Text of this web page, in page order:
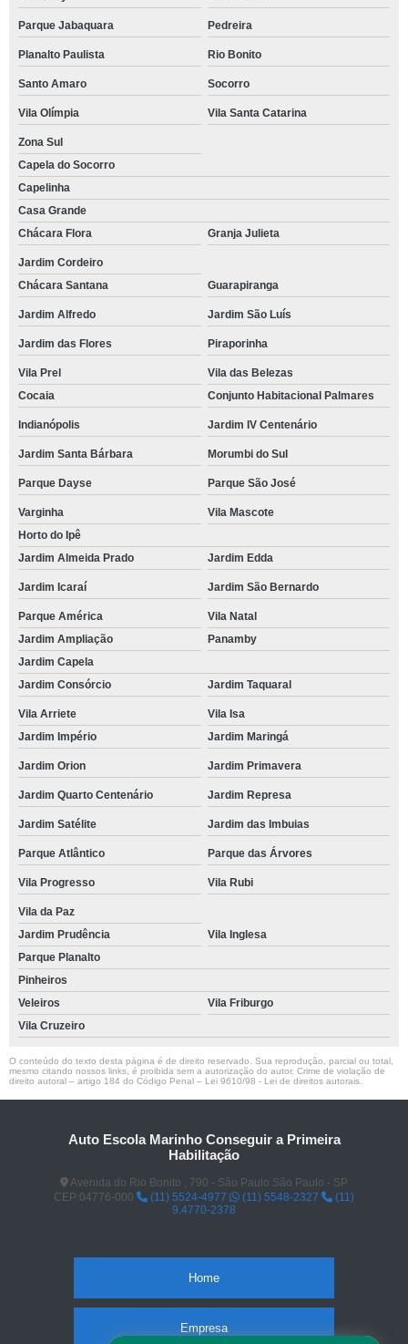
Parque Jabaquara Pedreira
Planalto Paulista Rio Bonito
Santo Amaro Socorro
Vila Olímpia Vila Santa Catarina
Zona Sul
Capela do Socorro
Capelinha
Casa Grande
Chácara Flora
Granja Julieta
Jardim Cordeiro
Chácara Santana
Guarapiranga
Jardim Alfredo Jardim São Luís
Jardim das Flores Piraporinha
Vila Prel
Vila das Belezas
Cocaia
Conjunto Habitacional Palmares
Indianópolis Jardim IV Centenário
Jardim Santa Bárbara Morumbi do Sul
Parque Dayse Parque São José
Varginha
Vila Mascote
Horto do Ipê
Jardim Almeida Prado
Jardim Edda
Jardim Icaraí Jardim São Bernardo
Parque América
Vila Natal
Jardim Ampliação
Panamby
Jardim Capela
Jardim Consórcio
Jardim Taquaral
Vila Arriete
Vila Isa
Jardim Império
Jardim Maringá
Jardim Orion Jardim Primavera
Jardim Quarto Centenário Jardim Represa
Jardim Satélite Jardim das Imbuias
Parque Atlântico Parque das Árvores
Vila Progresso Vila Rubi
Vila da Paz
Jardim Prudência
Vila Inglesa
Parque Planalto
Pinheiros
Veleiros
Vila Friburgo
Vila Cruzeiro
O conteúdo do texto desta página é de direito reservado. Sua reprodução, parcial ou total,
mesmo citando nossos links, é proibida sem a autorização do autor. Crime de violação de
direito autoral – artigo 184 do Código Penal – Lei 9610/98 - Lei de direitos autorais
Auto Escola Marinho Conseguir a Primeira
Habilitação
Avenida do Rio Bonito , 790 - São Paulo São Paulo - SP
CEP:04776-000
(11) 5524-4977 (11) 5548-2327
(11)
9.4770-2378
Home
Empresa